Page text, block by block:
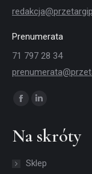
Prenumerata
71 797 28 34
Znajdź nas na:
Facebook
opens
new
opens
new
Na skróty
Sklep